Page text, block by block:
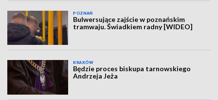
POZNAŃ
Bulwersujące zajście w poznańskim
tramwaju. Świadkiem radny [WIDEO]
KRAKÓW
Będzie proces biskupa tarnowskiego
Andrzeja Jeża